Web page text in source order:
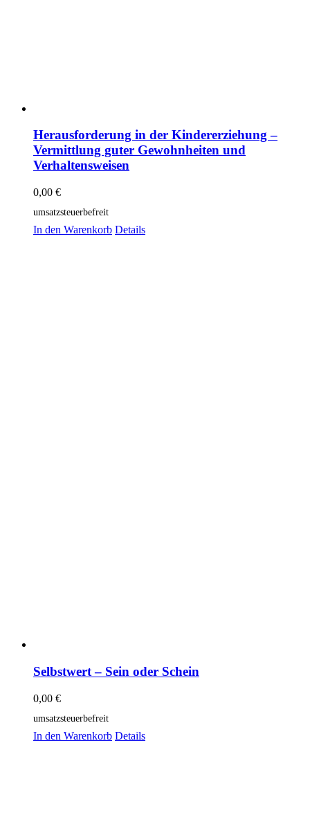
Herausforderung in der Kindererziehung –
Vermittlung guter Gewohnheiten und
Verhaltensweisen
0,00 €
umsatzsteuerbefreit
In den Warenkorb Details
Selbstwert – Sein oder Schein
0,00 €
umsatzsteuerbefreit
In den Warenkorb Details